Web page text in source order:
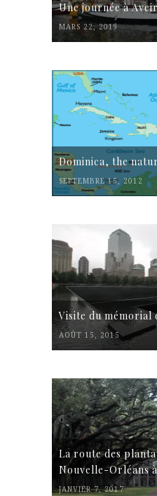
Une journée à
MARS 22, 2019
Dominica, the
SEPTEMBRE 15, 2012
Visite du mémorial
AOÛT 15, 2015
La route des
Nouvelle-Orléans
JANVIER 7, 2017